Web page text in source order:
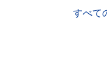
すべて